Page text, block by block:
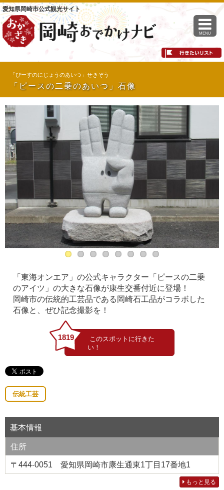
愛知県岡崎市公式観光サイト
MENU
「ぴーすのにじょうのあいつ」せきぞう
「ピースの二乗のあいつ」石像
「東海オンエア」の公式キャラクター「ピースの二乗
のアイツ」の大きな石像が康生交番付近に登場！
岡崎市の伝統的工芸品である岡崎石工品がコラボした
石像と、ぜひ記念撮影を！
1819
伝統工芸
基本情報
住所
〒444-0051 愛知県岡崎市康生通東1丁目17番地1
もっと見る